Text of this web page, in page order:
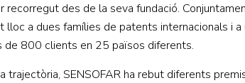
recorregut des de la seva fundació.
lloc a dues famílies de patents internacionals i
de 800 clients en 25 països diferents.
trajectòria, SENSOFAR ha rebut diferents